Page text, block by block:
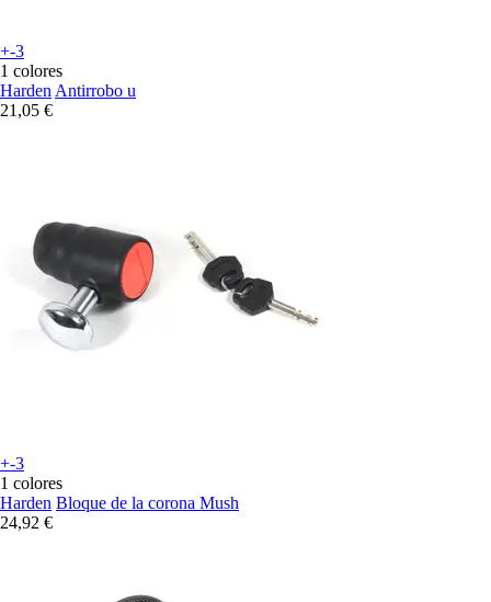
+-3
1 colores
Harden Antirrobo u
21,05 €
+-3
1 colores
Harden Bloque de la corona Mush
24,92 €